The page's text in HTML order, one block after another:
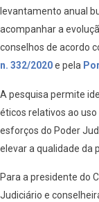
levantamento anual
acompanhar a
conselhos de acordo
n. 332/2020e pela
A pesquisa permite
éticos relativos ao
esforços do Poder
elevar a qualidade da
Para a presidente do
Judiciário e